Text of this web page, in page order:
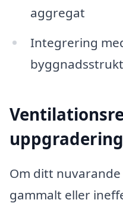
aggregat
Integrering
uppgradering
Om ditt
gammalt eller